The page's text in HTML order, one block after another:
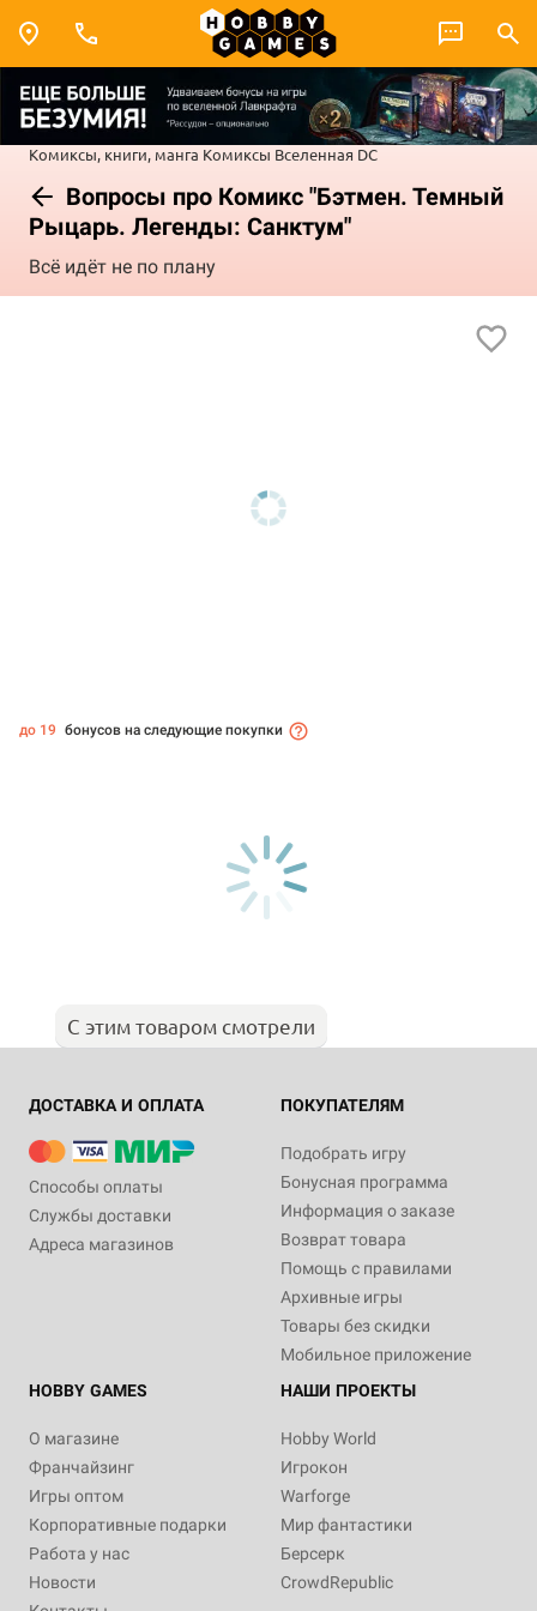
Комиксы, книги, манга Комиксы Вселенная DC
Вопросы про Комикс "Бэтмен. Темный
Рыцарь. Легенды: Санктум"
Всё идёт не по плану
до 19 бонусов на следующие покупки
С этим товаром смотрели
ДОСТАВКА И ОПЛАТА
Способы оплаты
Службы доставки
Адреса магазинов
ПОКУПАТЕЛЯМ
Подобрать игру
Бонусная программа
Информация о заказе
Возврат товара
Помощь с правилами
Архивные игры
Товары без скидки
Мобильное приложение
HOBBY GAMES
О магазине
Франчайзинг
Игры оптом
Корпоративные подарки
Работа у нас
Новости
НАШИ ПРОЕКТЫ
Hobby World
Игрокон
Warforge
Мир фантастики
Берсерк
CrowdRepublic